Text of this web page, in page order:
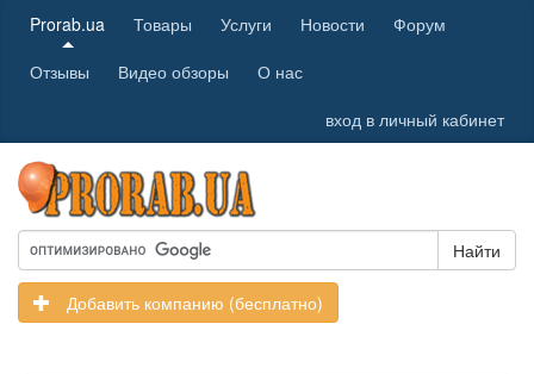
Prorab.ua Товары Услуги Новости
Форум
Отзывы
Видео обзоры
О нас
вход в личный кабинет
Найти
Добавить компанию (бесплатно)